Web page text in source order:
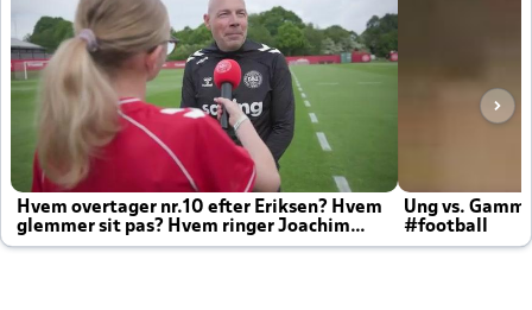
Hvem overtager nr.10 efter Eriksen? Hvem
glemmer sit pas? Hvem ringer Joachim
altid til efter kampe?
Ung vs.
#football